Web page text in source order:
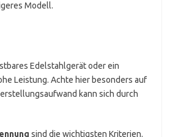
Modell.
Edelstahlgerät oder ein
Leistung. Achte hier besonders auf
kann sich durch
sind die wichtigsten Kriterien.